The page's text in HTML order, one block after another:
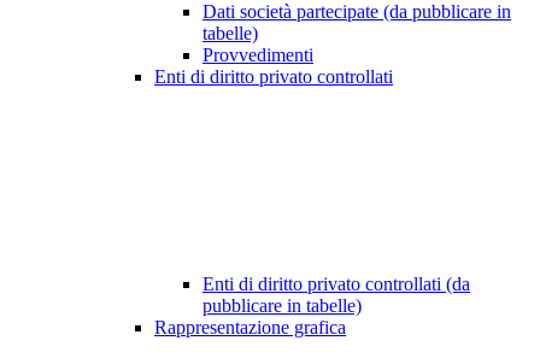
Dati società partecipate (da pubblicare in
tabelle)
Provvedimenti
Enti di diritto privato controllati
Enti di diritto privato controllati (da
pubblicare in tabelle)
Rappresentazione grafica